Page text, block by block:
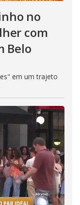
no
com
Belo
em um trajeto